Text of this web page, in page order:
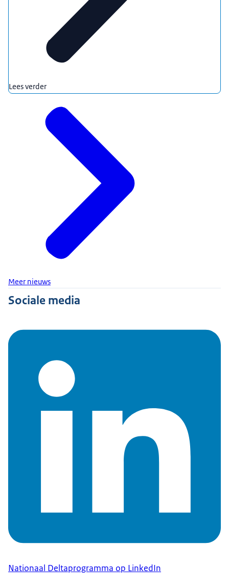
Lees verder
Meer nieuws
Sociale media
Nationaal Deltaprogramma op LinkedIn